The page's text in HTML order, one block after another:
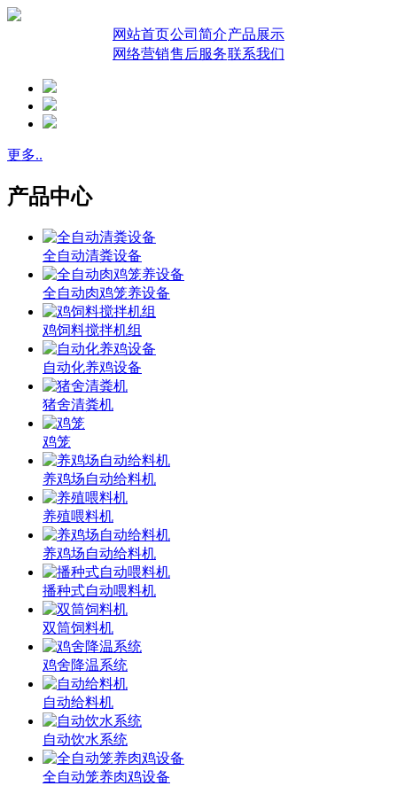
网站首页公司简介产品展示
网络营销售后服务联系我们
更多..
产品中心
全自动清粪设备
全自动肉鸡笼养设备
鸡饲料搅拌机组
自动化养鸡设备
猪舍清粪机
鸡笼
养鸡场自动给料机
养殖喂料机
养鸡场自动给料机
播种式自动喂料机
双筒饲料机
鸡舍降温系统
自动给料机
自动饮水系统
全自动笼养肉鸡设备